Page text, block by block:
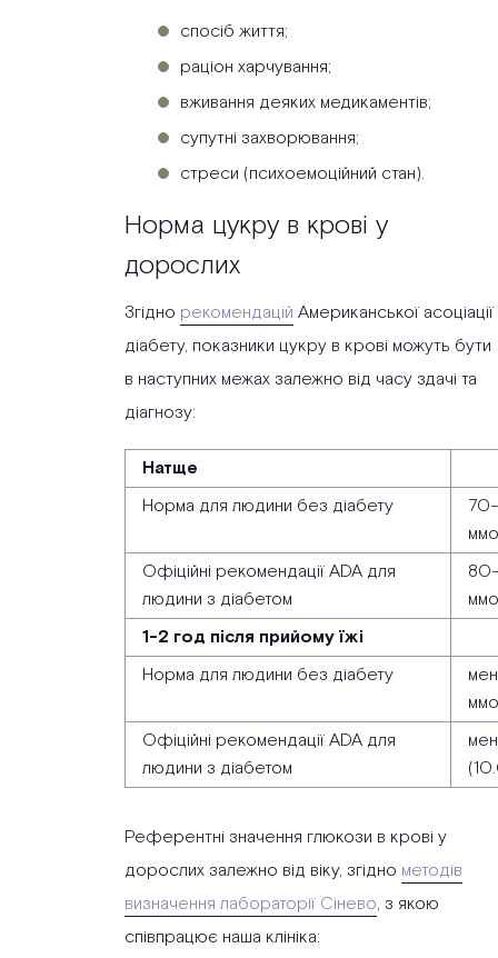
спосіб життя;
раціон харчування;
вживання деяких медикаментів;
супутні захворювання;
стреси (психоемоційний стан).
Норма цукру в крові у
дорослих
Згідно рекомендацій Американської асоціації
діабету, показники цукру в крові можуть бути
в наступних межах залежно від часу здачі та
діагнозу:
Натще
Норма для людини без діабету
Офіційні рекомендації ADA для
людини з діабетом
1-2 год після прийому їжі
Норма для людини без діабету
Офіційні рекомендації ADA для
людини з діабетом
Референтні значення глюкози в крові у
дорослих залежно від віку, згідно методів
визначення лабораторії Сінево, з якою
співпрацює наша клініка: